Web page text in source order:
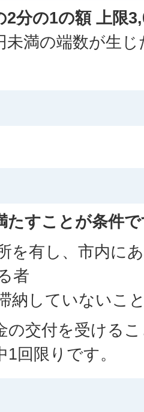
2分の1の額 上限
未満の端数が生
たすことが条件
を有し、市内に
者
納していないこ
の交付を受ける
回限りです。